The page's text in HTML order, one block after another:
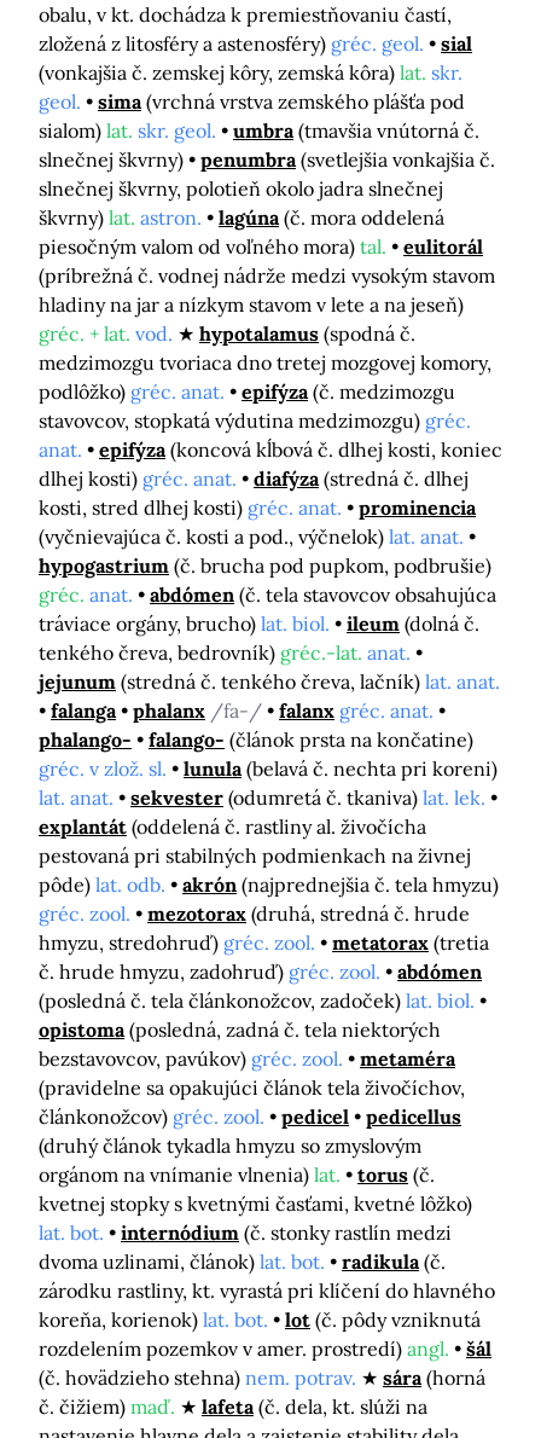
obalu, v kt. dochádza k premiestňovaniu častí,
zložená z litosféry a astenosféry) gréc. geol.
sial
(vonkajšia č. zemskej kôry, zemská kôra) lat. skr.
geol.
sima (vrchná vrstva zemského plášťa pod
sialom) lat. skr. geol. umbra (tmavšia vnútorná č.
slnečnej škvrny)
penumbra (svetlejšia vonkajšia č.
slnečnej škvrny, polotieň okolo jadra slnečnej
škvrny) lat. astron. lagúna (č. mora oddelená
piesočným valom od voľného mora) tal.
eulitorál
(príbrežná č. vodnej nádrže medzi vysokým stavom
hladiny na jar a nízkym stavom v lete a na jeseň)
gréc. + lat. vod. hypotalamus (spodná č.
medzimozgu tvoriaca dno tretej mozgovej komory,
podlôžko) gréc. anat. epifýza (č. medzimozgu
stavovcov, stopkatá výdutina medzimozgu) gréc.
anat.
epifýza (koncová kĺbová č. dlhej kosti, koniec
dlhej kosti) gréc. anat. diafýza (stredná č. dlhej
kosti, stred dlhej kosti) gréc. anat.
prominencia
(vyčnievajúca č. kosti a pod., výčnelok) lat. anat.
hypogastrium (č. brucha pod pupkom, podbrušie)
gréc. anat. abdómen (č. tela stavovcov obsahujúca
tráviace orgány, brucho) lat. biol. ileum (dolná č.
tenkého čreva, bedrovník) gréc.-lat. anat.
jejunum (stredná č. tenkého čreva, lačník) lat. anat.
falanga
phalanx /fa-/ falanx gréc. anat.
phalango-
falango- (článok prsta na končatine)
gréc. v zlož. sl.
lunula (belavá č. nechta pri koreni)
lat. anat.
sekvester (odumretá č. tkaniva) lat. lek.
explantát (oddelená č. rastliny al. živočícha
pestovaná pri stabilných podmienkach na živnej
pôde) lat. odb. akrón (najprednejšia č. tela hmyzu)
gréc. zool.
mezotorax (druhá, stredná č. hrude
hmyzu, stredohruď) gréc. zool. metatorax (tretia
č. hrude hmyzu, zadohruď) gréc. zool.
abdómen
(posledná č. tela článkonožcov, zadoček) lat. biol.
opistoma (posledná, zadná č. tela niektorých
bezstavovcov, pavúkov) gréc. zool.
metaméra
(pravidelne sa opakujúci článok tela živočíchov,
článkonožcov) gréc. zool. pedicel
pedicellus
(druhý článok tykadla hmyzu so zmyslovým
orgánom na vnímanie vlnenia) lat. torus (č.
kvetnej stopky s kvetnými časťami, kvetné lôžko)
lat. bot.
internódium (č. stonky rastlín medzi
dvoma uzlinami, článok) lat. bot. radikula (č.
zárodku rastliny, kt. vyrastá pri klíčení do hlavného
koreňa, korienok) lat. bot. lot (č. pôdy vzniknutá
rozdelením pozemkov v amer. prostredí) angl.
šál
(č. hovädzieho stehna) nem. potrav. sára (horná
č. čižiem) maď. lafeta (č. dela, kt. slúži na